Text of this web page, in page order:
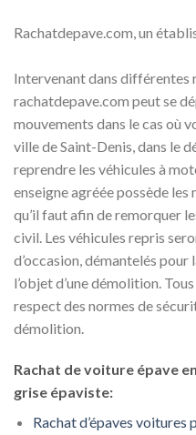
Rachatdepave.com, un
Intervenant dans différentes
rachatdepave.com peut se
mouvements dans le cas où
ville de Saint-Denis, dans le
reprendre les véhicules à
enseigne agréée possède
qu’il faut afin de remorquer
civil. Les véhicules repris
d’occasion, démantelés
l’objet d’une démolition.
respect des normes de
démolition.
Rachat de voiture épave
grise épaviste:
Rachat d’épaves voitures